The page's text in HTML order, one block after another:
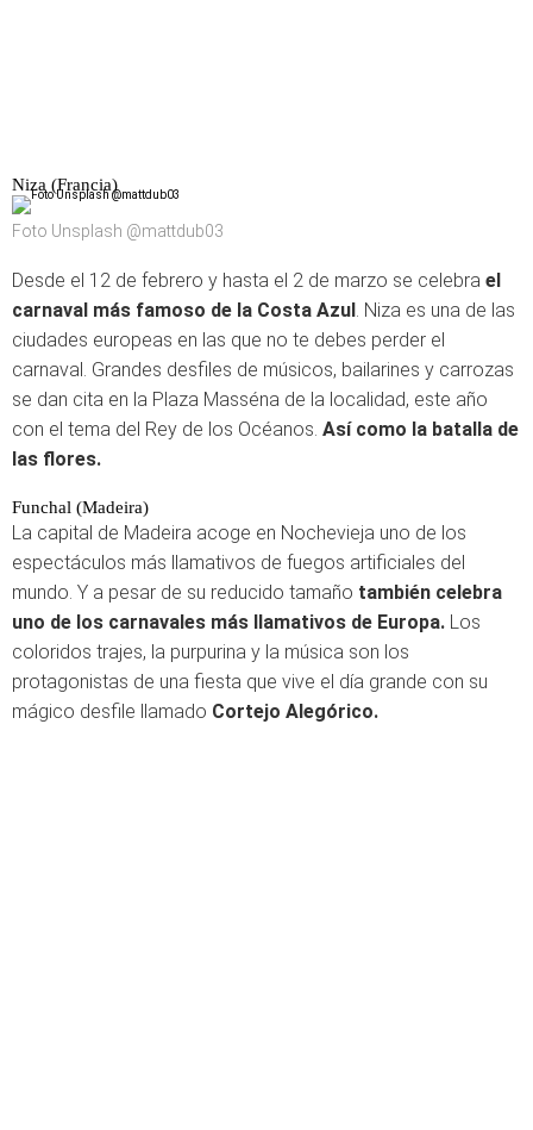
Niza (Francia)
Foto Unsplash @mattdub03
Desde el 12 de febrero y hasta el 2 de marzo se celebra el
carnaval más famoso de la Costa Azul. Niza es una de las
ciudades europeas en las que no te debes perder el
carnaval. Grandes desfiles de músicos, bailarines y carrozas
se dan cita en la Plaza Masséna de la localidad, este año
con el tema del Rey de los Océanos. Así como la batalla de
las flores.
Funchal (Madeira)
La capital de Madeira acoge en Nochevieja uno de los
espectáculos más llamativos de fuegos artificiales del
mundo. Y a pesar de su reducido tamaño también celebra
uno de los carnavales más llamativos de Europa. Los
coloridos trajes, la purpurina y la música son los
protagonistas de una fiesta que vive el día grande con su
mágico desfile llamado Cortejo Alegórico.